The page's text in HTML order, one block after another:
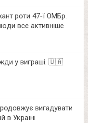
роти 47-ї ОМБр.
все активніше
у виграші. 🇺🇦
вигадувати
в Україні